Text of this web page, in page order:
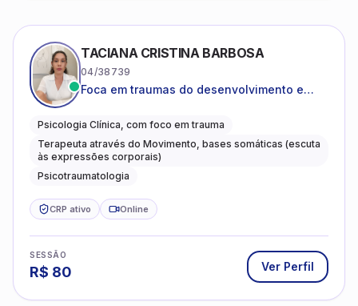
TACIANA CRISTINA BARBOSA
04/38739
Foca em traumas do desenvolvimento e
Psicologia Clínica, com foco em trauma
Terapeuta através do Movimento, bases somáticas (escuta
às expressões corporais)
Psicotraumatologia
CRP ativo Online
SESSÃO
R$ 80 Ver Perfil